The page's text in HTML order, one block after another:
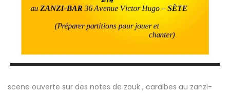
scene ouverte sur des notes de zouk , caraibes au zanzi-